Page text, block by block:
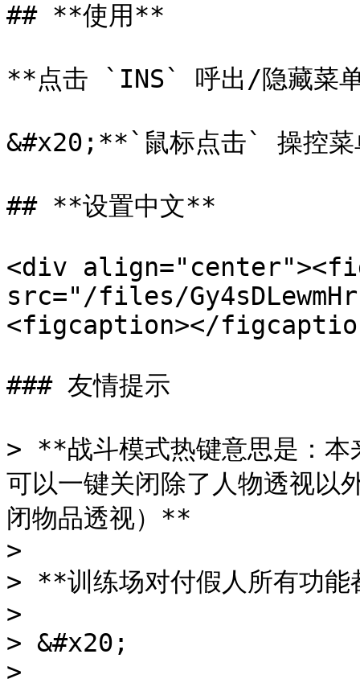
## **使用**
**点击 `INS` 呼出/隐藏菜
&#x20;**`鼠标点击` 操控
## **设置中文**
<div
src="/files/
<figcaption></
### 友情提示
> **战斗模式热键意思是：本
可以一键关闭除了人物透视以
闭物品透视）**
>
> **训练场对付假人所有功能
>
> &#x20;
>